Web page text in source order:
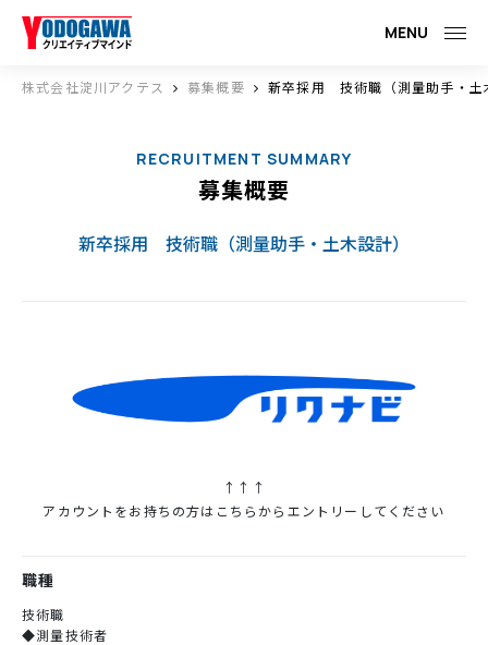
MENU
株式会社淀川アクテス 募集概要 新卒採用 技術職（測量助手・土
RECRUITMENT SUMMARY
募集概要
新卒採用 技術職（測量助手・土木設計）
↑↑↑
アカウントをお持ちの方はこちらからエントリーしてください
職種
技術職
◆測量技術者